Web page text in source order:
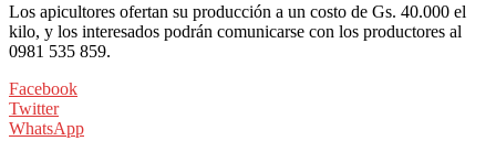
Los apicultores ofertan su producción a un costo de Gs. 40.000 el
kilo, y los interesados podrán comunicarse con los productores al
0981 535 859.
Facebook
Twitter
WhatsApp